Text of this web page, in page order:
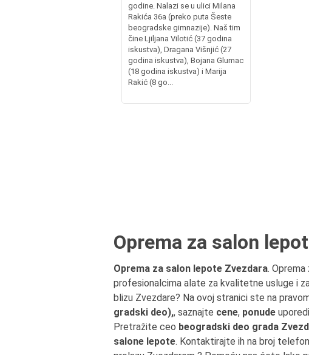
godine. Nalazi se u ulici Milana
Rakića 36a (preko puta Šeste
beogradske gimnazije). Naš tim
čine Ljiljana Vilotić (37 godina
iskustva), Dragana Višnjić (27
godina iskustva), Bojana Glumac
(18 godina iskustva) i Marija
Rakić (8 go...
Oprema za salon
Oprema za salon lepote Zvezdara.
profesionalcima alate za kvalitetne usluge i
blizu Zvezdare? Na ovoj stranici ste na
gradski deo),, saznajte cene, ponude
Pretražite ceo beogradski deo grada
salone lepote. Kontaktirajte ih na broj